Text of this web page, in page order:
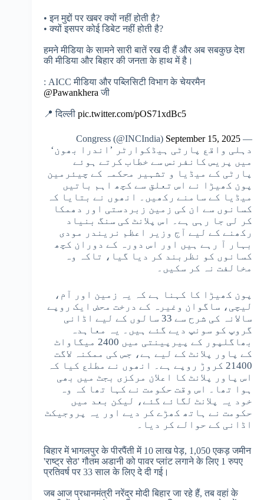
• इन मुद्दों पर खबर क्यों नहीं होती है?
• क्यों इसपर कोई डिबेट नहीं होती है?
हमने मीडिया के सामने सारी बातें रख दी हैं और अब सबकुछ देश
की मीडिया और बिहार की जनता के हाथ में है।
: AICC मीडिया और पब्लिसिटी विभाग के चेयरमैन
@Pawankhera जी
📍 दिल्ली pic.twitter.com/pOS71xdBc5
— Congress (@INCIndia)
September 15, 2025
دہلی واقع پارٹی ہیڈکوارٹر ’اندرا بھون‘
میں پریس کانفرنس سے خطاب کرتے ہوئے
پارٹی کے میڈیا و تشہیر محکمہ کے چیئرمین
پون کھیڑا نے اس تعلق سے کچھ اہم باتیں
میڈیا کے سامنے رکھیں۔ انھوں نے بتایا کہ
کسانوں سے ان کی زمین زبردستی اور دھمکا
کر لی جا رہی ہے۔ اس پلانٹ کی سنگ بنیاد
رکھنے کے لیے آج وزیر اعظم نریندر مودی
بہار آ رہے ہیں اور اس دورہ کے دوران کچھ
کسانوں کو نظربند کر دیا گیا، تاکہ وہ
مخالفت نہ کر سکیں۔
پون کھیڑا کا کہنا ہے کہ یہ زمین اور آم،
لیچی، ساگوان وغیرہ کے درخت محض ایک روپے
سالانہ کی شرح سے 33 سالوں کے لیے اڈانی
گروپ کو سونپ دیے گئے ہیں۔ یہ معاہدہ
بھاگلپور کے پیرپینتی میں 2400 میگاواٹ
کے پاور پلانٹ کے لیے ہے، جس کی ممکنہ لاگت
21400 کروڑ روپے ہے۔ انھوں نے مطلع کیا کہ
اس پاور پلانٹ کا اعلان مرکزی بجٹ میں بھی
ہوا تھا۔ اس وقت حکومت نے کہا تھا کہ وہ
خود یہ پلانٹ لگائے گئے، لیکن بعد میں
حکومت نے ہاتھ کھڑے کر دیے اور یہ پروجیکٹ
اڈانی کے حوالے کر دیا۔
बिहार में भागलपुर के पीरपैंती में 10 लाख पेड़, 1,050 एकड़ जमीन
'राष्ट्र सेठ' गौतम अडानी को पावर प्लांट लगाने के लिए 1 रुपए
प्रतिवर्ष पर 33 साल के लिए दे दी गई।
जब आज प्रधानमंत्री नरेंद्र मोदी बिहार जा रहे हैं, तब वहां के